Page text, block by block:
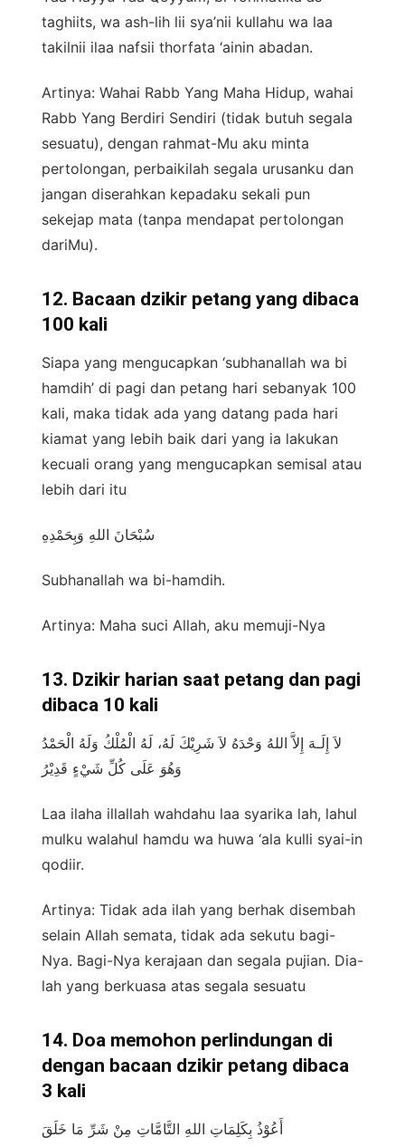
taghiits, wa ash-lih lii sya’nii kullahu wa laa
takilnii ilaa nafsii thorfata ‘ainin abadan.
Artinya: Wahai Rabb Yang Maha Hidup, wahai
Rabb Yang Berdiri Sendiri (tidak butuh segala
sesuatu), dengan rahmat-Mu aku minta
pertolongan, perbaikilah segala urusanku dan
jangan diserahkan kepadaku sekali pun
sekejap mata (tanpa mendapat pertolongan
dariMu).
12. Bacaan dzikir petang yang dibaca
100 kali
Siapa yang mengucapkan ‘subhanallah wa bi
hamdih’ di pagi dan petang hari sebanyak 100
kali, maka tidak ada yang datang pada hari
kiamat yang lebih baik dari yang ia lakukan
kecuali orang yang mengucapkan semisal atau
lebih dari itu
سُبْحَانَ اللهِ وَبِحَمْدِهِ
Subhanallah wa bi-hamdih.
Artinya: Maha suci Allah, aku memuji-Nya
13. Dzikir harian saat petang dan pagi
dibaca 10 kali
لاَ إِلَـهَ إِلاَّ اللهُ وَحْدَهُ لاَ شَرِيْكَ لَهُ، لَهُ الْمُلْكُ وَلَهُ الْحَمْدُ
وَهُوَ عَلَى كُلِّ شَيْءٍ قَدِيْرُ
Laa ilaha illallah wahdahu laa syarika lah, lahul
mulku walahul hamdu wa huwa ‘ala kulli syai-in
qodiir.
Artinya: Tidak ada ilah yang berhak disembah
selain Allah semata, tidak ada sekutu bagi-
Nya. Bagi-Nya kerajaan dan segala pujian. Dia-
lah yang berkuasa atas segala sesuatu
14. Doa memohon perlindungan di
dengan bacaan dzikir petang dibaca
3 kali
أَعُوْذُ بِكَلِمَاتِ اللهِ التَّامَّاتِ مِنْ شَرِّ مَا خَلَقَ